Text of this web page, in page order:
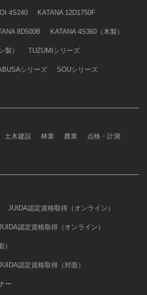
4S240 KATANA 12D1750F
8D500B KATANA 4S360（木製）
製） TUZUMIシリーズ
シリーズ SOUシリーズ
土木建設 林業 農業 点検・計測
JUIDA認定資格取得（オンライン）
認定資格取得（オンライン）
認定資格取得（対面）
ー